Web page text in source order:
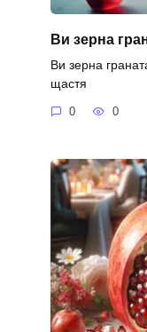
Ви зерна
Ви зерна
щастя
0 0